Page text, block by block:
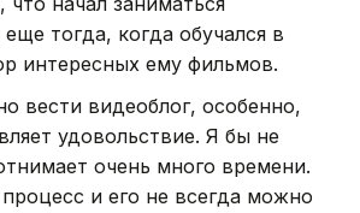
тогда, когда обучался в
интересных ему фильмов.
вести видеоблог, особенно,
удовольствие. Я бы не
очень много времени.
и его не всегда можно